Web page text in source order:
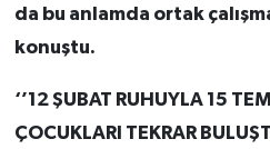
da bu anlamda ortak
konuştu.
‘’12 ŞUBAT RUHUYLA 15
ÇOCUKLARI TEKRAR